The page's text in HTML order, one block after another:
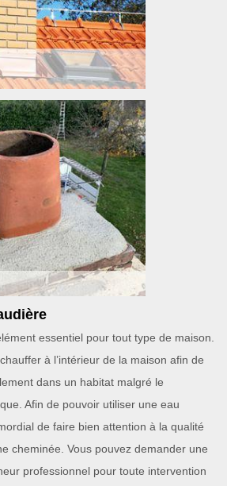
essentiel pour tout type de maison.
à l’intérieur de la maison afin de
dans un habitat malgré le
Afin de pouvoir utiliser une eau
de faire bien attention à la qualité
cheminée. Vous pouvez demander une
professionnel pour toute intervention